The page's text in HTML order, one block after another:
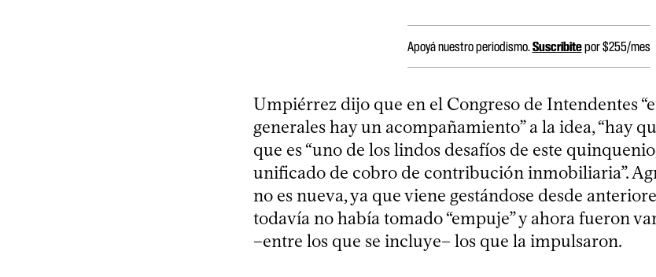
Apoyá nuestro periodismo.Suscribitepor $255/mes
Umpiérrez dijo que en el Congreso de Intendentes
generales hay un acompañamiento” a la idea, “hay
que es “uno de los lindos desafíos de este
unificado de cobro de contribución inmobiliaria”.
no es nueva, ya que viene gestándose desde
todavía no había tomado “empuje” y ahora fueron
–entre los que se incluye– los que la impulsaron.